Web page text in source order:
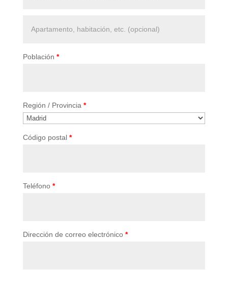
Población *
Región / Provincia *
Código postal *
Teléfono *
Dirección de correo electrónico *